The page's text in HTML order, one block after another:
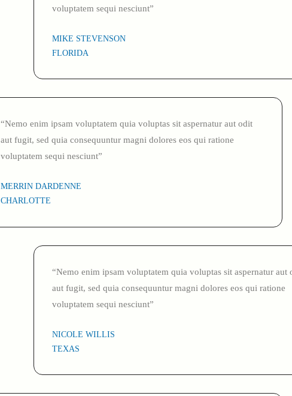
voluptatem sequi nesciunt”
MIKE STEVENSON
FLORIDA
“Nemo enim ipsam voluptatem quia voluptas sit aspernatur aut odit
aut fugit, sed quia consequuntur magni dolores eos qui ratione
voluptatem sequi nesciunt”
MERRIN DARDENNE
CHARLOTTE
“Nemo enim ipsam voluptatem quia voluptas sit aspernatur aut
aut fugit, sed quia consequuntur magni dolores eos qui ratione
voluptatem sequi nesciunt”
NICOLE WILLIS
TEXAS